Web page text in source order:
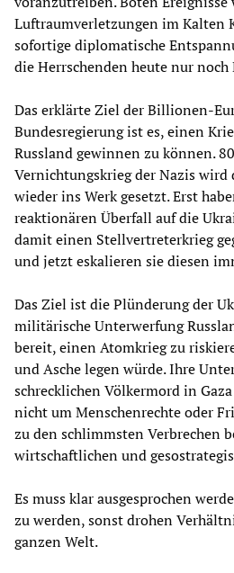
Luftraumverletzungen im Kalten
sofortige diplomatische
die Herrschenden heute nur noch
Das erklärte Ziel der Billionen-
Bundesregierung ist es, einen
Russland gewinnen zu können.
Vernichtungskrieg der Nazis
wieder ins Werk gesetzt. Erst
reaktionären Überfall auf die
damit einen Stellvertreterkrieg
und jetzt eskalieren sie diesen
Das Ziel ist die Plünderung der
militärische Unterwerfung
bereit, einen Atomkrieg zu
und Asche legen würde. Ihre
schrecklichen Völkermord in
nicht um Menschenrechte oder
zu den schlimmsten Verbrechen
wirtschaftlichen und
Es muss klar ausgesprochen
zu werden, sonst drohen
ganzen Welt.